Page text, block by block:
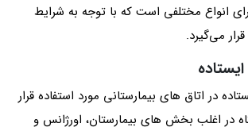
انواع مختلفی است که با توجه به شرایط
می‌گیرد.
در اتاق های بیمارستانی مورد استفاده قرار
در اغلب بخش های بیمارستان، اورژانس و